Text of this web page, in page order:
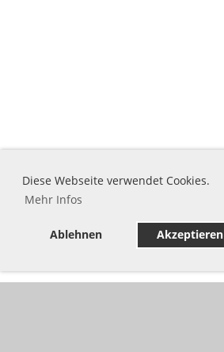
Diese Webseite verwendet Cookies.
Mehr Infos
Ablehnen Akzeptieren